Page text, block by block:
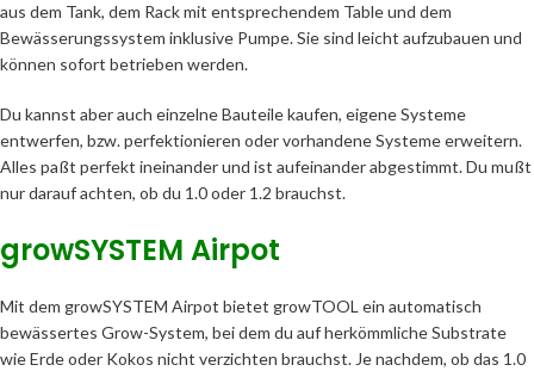
aus dem Tank, dem Rack mit entsprechendem Table und dem
Bewässerungssystem inklusive Pumpe. Sie sind leicht aufzubauen und
können sofort betrieben werden.
Du kannst aber auch einzelne Bauteile kaufen, eigene Systeme
entwerfen, bzw. perfektionieren oder vorhandene Systeme erweitern.
Alles paßt perfekt ineinander und ist aufeinander abgestimmt. Du mußt
nur darauf achten, ob du 1.0 oder 1.2 brauchst.
growSYSTEM Airpot
Mit dem growSYSTEM Airpot bietet growTOOL ein automatisch
bewässertes Grow-System, bei dem du auf herkömmliche Substrate
wie Erde oder Kokos nicht verzichten brauchst. Je nachdem, ob das 1.0